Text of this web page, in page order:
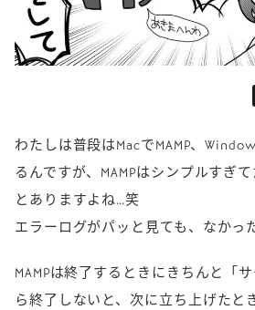
わたしは普段はMacでMAMP、
るんですが、MAMPはシンプルすぎ
とありますよね…笑
エラーログがパッと見ても、なかっ
MAMPは終了するときにきちんと「
ら終了しないと、次に立ち上げたと